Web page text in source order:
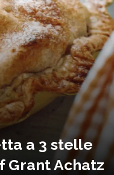
a 3 stelle
Grant Achatz